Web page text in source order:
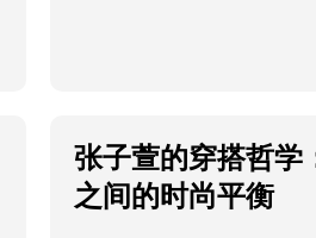
张子萱的穿搭哲学
之间的时尚平衡